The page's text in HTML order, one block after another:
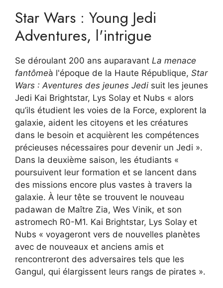
Star Wars : Young Jedi
Adventures, l'intrigue
Se déroulant 200 ans auparavant La menace
fantômeà l'époque de la Haute République, Star
Wars : Aventures des jeunes Jedi suit les jeunes
Jedi Kai Brightstar, Lys Solay et Nubs « alors
qu’ils étudient les voies de la Force, explorent la
galaxie, aident les citoyens et les créatures
dans le besoin et acquièrent les compétences
précieuses nécessaires pour devenir un Jedi ».
Dans la deuxième saison, les étudiants «
poursuivent leur formation et se lancent dans
des missions encore plus vastes à travers la
galaxie. À leur tête se trouvent le nouveau
padawan de Maître Zia, Wes Vinik, et son
astromech R0-M1. Kai Brightstar, Lys Solay et
Nubs « voyageront vers de nouvelles planètes
avec de nouveaux et anciens amis et
rencontreront des adversaires tels que les
Gangul, qui élargissent leurs rangs de pirates ».